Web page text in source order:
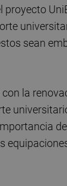
sean
la